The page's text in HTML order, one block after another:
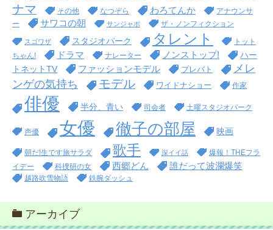
ナマ
その他 なつぞら わろてんか
アナウンサ
ー
サワコの朝 サンジャポ ザ・ノンフィクション
スゴワザ スタジオパーク タレント
トット
ちゃん!
ドラマ ナレーター ノンストップ!
ハー
トネットTV
ファッションモデル プレバト
メレ
ンゲの気持ち
モデル ワイドナショー 作家
俳優 半分、青い 司会者 土曜スタジオパーク
声優 女優 徹子の部屋 映画
朝だ!生です旅サラダ 歌手 深イイ話
爆報！THEフラ
イデー
科捜研の女 西郷どん 誰だって波瀾爆笑
越路吹雪物語 鉄腕ダッシュ
アーカイブ